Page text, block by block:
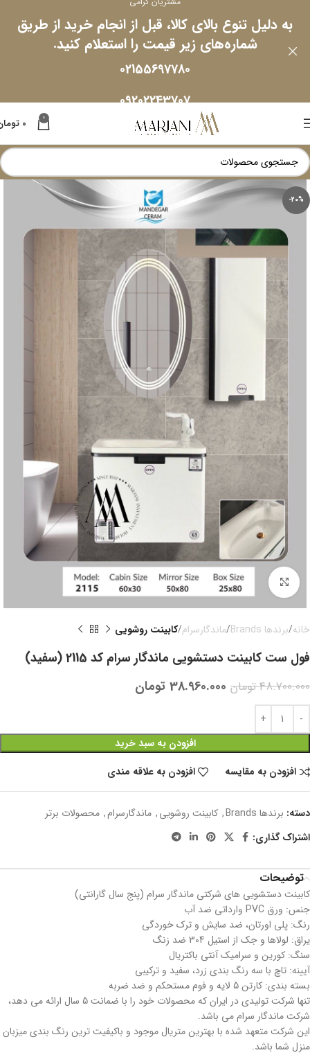
0
0
-20%
بزرگنمایی تصویر
خانه برندها Brands ماندگارسرام کابینت روشویی
فول ست کابینت دستشویی ماندگار سرام کد 2115 (سفید)
48.700.000تومان 38.960.000 تومان
افزودن به سبد خرید
افزودن به مقایسه
افزودن به علاقه مندی
دسته: برندها Brands , کابینت روشویی, ماندگارسرام, محصولات برتر
اشتراک گذاری:
توضیحات
کابینت دستشویی های شرکتی ماندگار سرام (پنج سال گارانتی)
جنس: ورق PVC وارداتی ضد آب
رنگ: پلی اورتان، ضد سایش و ترک خوردگی
یراق: لولاها و جک از استیل 304 ضد زنگ
سنگ: کورین و سرامیک آنتی باکتریال
آیینه: تاچ با سه رنگ بندی زرد، سفید و ترکیبی
بسته بندی: کارتن 5 لایه و فوم مستحکم و ضد ضربه
تنها شرکت تولیدی در ایران که محصولات خود را با ضمانت 5 سال ارائه می دهد،
شرکت ماندگار سرام می باشد.
این شرکت متعهد شده با بهترین متریال موجود و باکیفیت ترین رنگ بندی میزبان
منزل شما باشد.
به دلیل تنوع بالای کالا، قبل از انجام خرید از طریق
شماره‌های زیر قیمت را استعلام کنید.
02155697780
09202243707